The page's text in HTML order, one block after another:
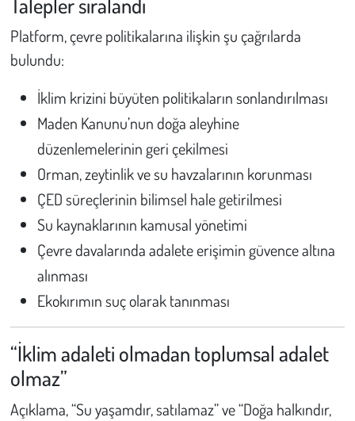
Platform, çevre politikalarına ilişkin şu çağrılarda
bulundu:
İklim krizini büyüten politikaların sonlandırılması
Maden Kanunu’nun doğa aleyhine
düzenlemelerinin geri çekilmesi
Orman, zeytinlik ve su havzalarının korunması
ÇED süreçlerinin bilimsel hale getirilmesi
Su kaynaklarının kamusal yönetimi
Çevre davalarında adalete erişimin güvence altına
alınması
Ekokırımın suç olarak tanınması
“İklim adaleti olmadan toplumsal adalet
olmaz”
Açıklama, “Su yaşamdır, satılamaz” ve “Doğa halkındır,